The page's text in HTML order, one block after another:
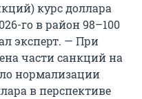
курс доллара
го в район 98–100
эксперт. — При
части санкций на
нормализации
в перспективе